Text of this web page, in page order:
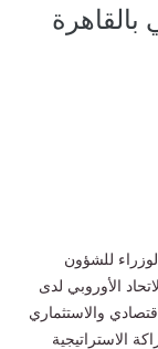
بالقاهرة
للشؤون
الأوروبي لدى
والاستثماري
الاستراتيجية